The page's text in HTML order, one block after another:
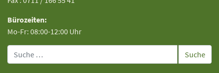
Bürozeiten:
Mo-Fr: 08:00-12:00 Uhr
Suche